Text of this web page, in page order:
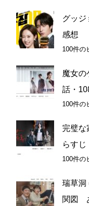
グッ
感想
100件の
魔女
話・
100件の
完璧
らす
100件の
瑞草
関図